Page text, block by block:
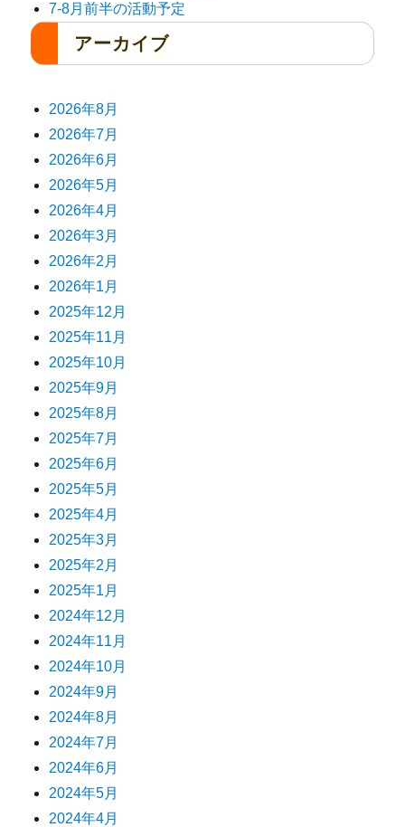
7-8月前半の活動予定
アーカイブ
2026年8月
2026年7月
2026年6月
2026年5月
2026年4月
2026年3月
2026年2月
2026年1月
2025年12月
2025年11月
2025年10月
2025年9月
2025年8月
2025年7月
2025年6月
2025年5月
2025年4月
2025年3月
2025年2月
2025年1月
2024年12月
2024年11月
2024年10月
2024年9月
2024年8月
2024年7月
2024年6月
2024年5月
2024年4月